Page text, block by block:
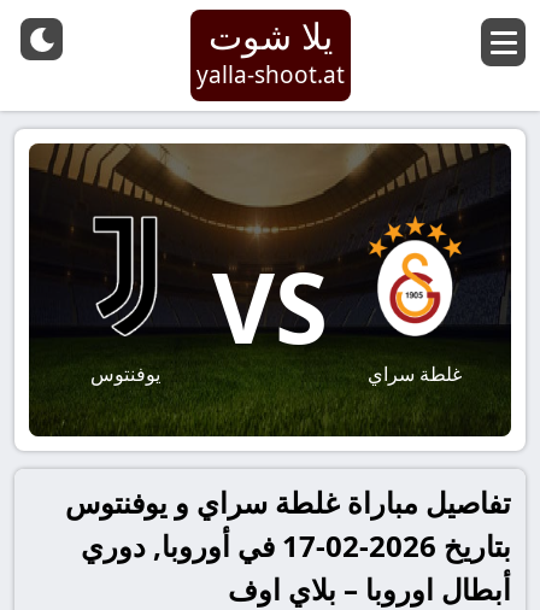
يلا شوت
yalla-shoot.at
غلطة سراي
VS
يوفنتوس
تفاصيل مباراة غلطة سراي و يوفنتوس
بتاريخ 2026-02-17 في أوروبا, دوري
أبطال اوروبا – بلاي اوف